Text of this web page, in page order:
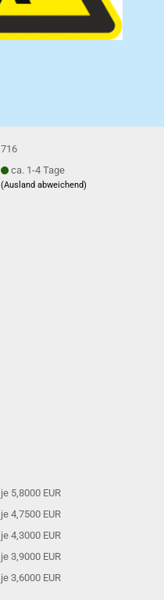
716
ca. 1-4 Tage
(Ausland abweichend)
je 5,8000 EUR
je 4,7500 EUR
je 4,3000 EUR
je 3,9000 EUR
je 3,6000 EUR